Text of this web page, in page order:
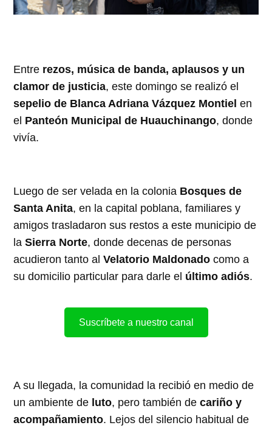
Entre rezos, música de banda, aplausos y un
clamor de justicia, este domingo se realizó el
sepelio de Blanca Adriana Vázquez Montiel en
el Panteón Municipal de Huauchinango, donde
vivía.
Luego de ser velada en la colonia Bosques de
Santa Anita, en la capital poblana, familiares y
amigos trasladaron sus restos a este municipio de
laSierra Norte, donde decenas de personas
acudieron tanto alVelatorio Maldonado como a
su domicilio particular para darle el último adiós.
Suscríbete a nuestro canal
A su llegada, la comunidad la recibió en medio de
un ambiente de luto, pero también decariño y
acompañamiento. Lejos del silencio habitual de